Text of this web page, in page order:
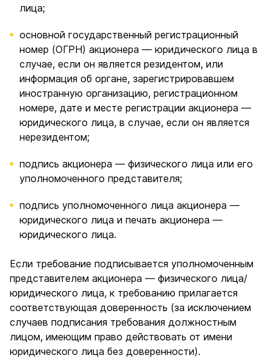
лица;
основной государственный регистрационный
номер (ОГРН) акционера — юридического лица в
случае, если он является резидентом, или
информация об органе, зарегистрировавшем
иностранную организацию, регистрационном
номере, дате и месте регистрации акционера —
юридического лица, в случае, если он является
нерезидентом;
подпись акционера — физического лица или его
уполномоченного представителя;
подпись уполномоченного лица акционера —
юридического лица и печать акционера —
юридического лица.
Если требование подписывается уполномоченным
представителем акционера — физического лица/
юридического лица, к требованию прилагается
соответствующая доверенность (за исключением
случаев подписания требования должностным
лицом, имеющим право действовать от имени
юридического лица без доверенности).